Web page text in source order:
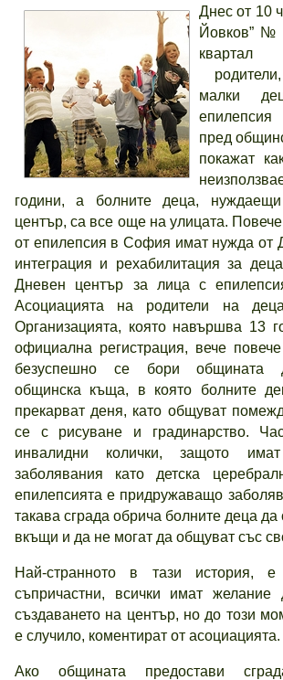
Днес от 10
Йовков” №
квартал
малки
пред
покажат
години, а болните деца,
център, са все още на улицата.
от епилепсия в София имат нужда от
интеграция и рехабилитация за
Дневен център за лица с
Асоциацията на родители на
Организацията, която навършва 13
официална регистрация, вече
безуспешно се бори общината
общинска къща, в която болните
прекарват деня, като общуват
се с рисуване и градинарство.
инвалидни колички, защото
заболявания като детска
епилепсията е придружаващо
такава сграда обрича болните деца да
вкъщи и да не могат да общуват със
Най-странното в тази история,
съпричастни, всички имат желание
създаването на център, но до този
е случило, коментират от асоциацията.
Ако общината предостави